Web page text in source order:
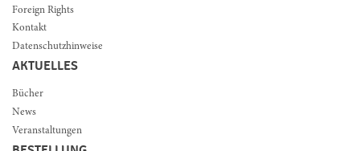
Foreign Rights
Kontakt
Datenschutzhinweise
AKTUELLES
Bücher
News
Veranstaltungen